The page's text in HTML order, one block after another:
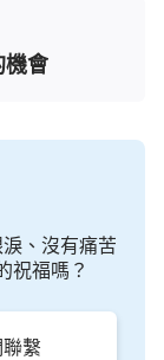
機會
、沒有痛苦
祝福嗎？
繫